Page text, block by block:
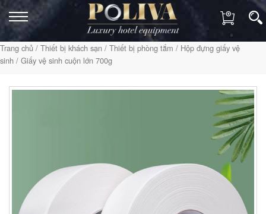
Trang chủ / Thiết bị khách sạn / Thiết bị phòng tắm / Hộp đựng giấy vệ
sinh / Giấy vệ sinh cuộn lớn 700g